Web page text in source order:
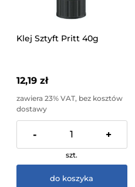
Klej Sztyft Pritt 40g
12,19 zł
zawiera 23% VAT, bez kosztów
dostawy
- +
szt.
do koszyka